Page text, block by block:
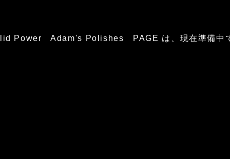
Power Adam's Polishes PAGE は、現在準備中